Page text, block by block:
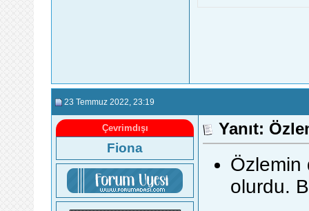
23 Temmuz 2022 , 23:19
Çevrimdışı
Fiona
Yanıt:
Özlemin
olurdu.